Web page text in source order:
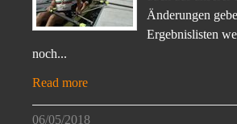
Änderungen
Ergebnislisten
noch...
Read more
06/05/2018